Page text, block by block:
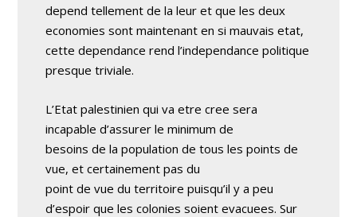
depend tellement de la leur et que les deux
economies sont maintenant en si mauvais etat,
cette dependance rend l’independance politique
presque triviale.
L’Etat palestinien qui va etre cree sera
incapable d’assurer le minimum de
besoins de la population de tous les points de
vue, et certainement pas du
point de vue du territoire puisqu’il y a peu
d’espoir que les colonies soient evacuees. Sur